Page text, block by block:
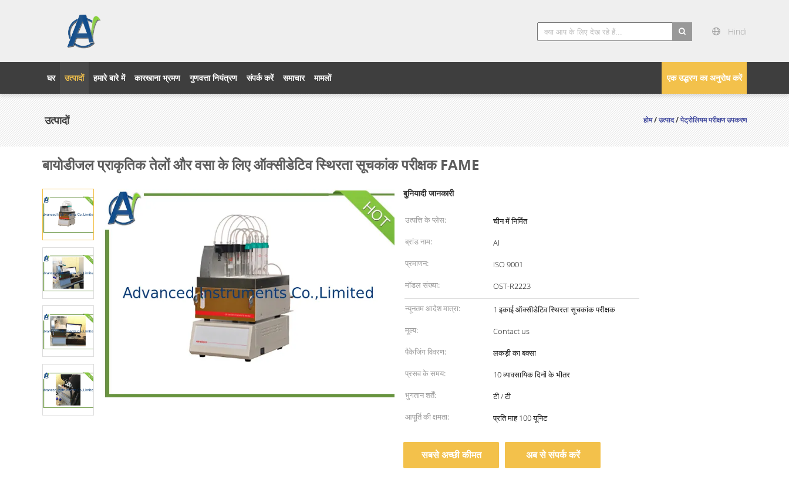
Hindi
एक उद्धरण का अनुरोध करें
घर उत्पादों हमारे बारे में कारखाना भ्रमण गुणवत्ता नियंत्रण संपर्क करें समाचार मामलों
उत्पादों होम/उत्पाद/पेट्रोलियम परीक्षण उपकरण
बायोडीजल प्राकृतिक तेलों और वसा के लिए ऑक्सीडेटिव स्थिरता सूचकांक परीक्षक FAME
बुनियादी जानकारी
उत्पत्ति के प्लेस:
चीन में निर्मित
ब्रांड नाम:
AI
प्रमाणन:
ISO 9001
मॉडल संख्या:
OST-R2223
न्यूनतम आदेश मात्रा:
1 इकाई ऑक्सीडेटिव स्थिरता सूचकांक परीक्षक
मूल्य:
Contact us
पैकेजिंग विवरण:
लकड़ी का बक्सा
प्रसव के समय:
10 व्यावसायिक दिनों के भीतर
भुगतान शर्तें:
टी / टी
आपूर्ति की क्षमता:
प्रति माह 100 यूनिट
सबसे अच्छी कीमत अब से संपर्क करें